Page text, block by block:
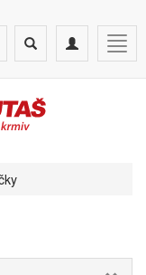
Toggle
navigation
Toggle
search